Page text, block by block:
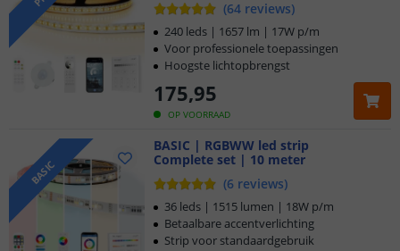
(64 reviews)
OP VOORRAAD
175,95
240 leds | 1657 lm | 17W p/m
Voor professionele toepassingen
Hoogste lichtopbrengst
BASIC
BASIC | RGBWW led strip
Complete set | 10 meter
(6 reviews)
36 leds | 1515 lumen | 18W p/m
Betaalbare accentverlichting
Strip voor standaardgebruik